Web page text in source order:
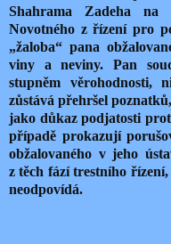
Shahrama Zadeha na
Novotného z řízení pro
„žaloba“ pana
viny a neviny. Pan
stupněm věrohodnosti,
zůstává přehršel
jako důkaz podjatosti
případě prokazují
obžalovaného v jeho
z těch fází trestního
neodpovídá.